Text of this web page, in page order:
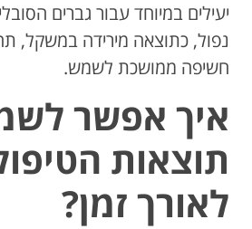
יעילים במיוחד עבור גברים
נפול, כתוצאה מירידה במשקל,
חשיפה ממושכת לשמש.
איך אפשר
תוצאות
לאורך זמן?